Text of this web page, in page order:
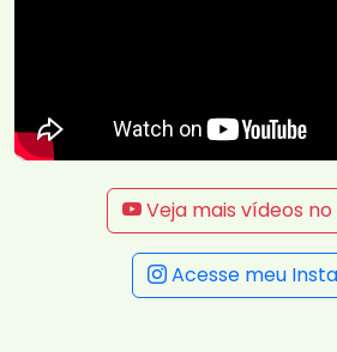
Veja mais vídeos
Acesse meu